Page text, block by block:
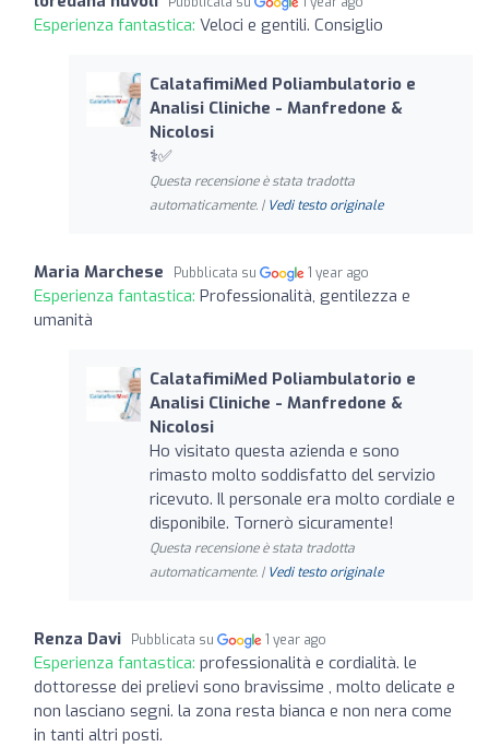
Esperienza fantastica: Veloci e gentili. Consiglio
CalatafimiMed Poliambulatorio e
Analisi Cliniche - Manfredone &
Nicolosi
‍⚕️✅
Questa recensione è stata tradotta
automaticamente. | Vedi testo originale
Maria Marchese Pubblicata su 1 year ago
Esperienza fantastica: Professionalità, gentilezza e
umanità
CalatafimiMed Poliambulatorio e
Analisi Cliniche - Manfredone &
Nicolosi
Ho visitato questa azienda e sono
rimasto molto soddisfatto del servizio
ricevuto. Il personale era molto cordiale e
disponibile. Tornerò sicuramente!
Questa recensione è stata tradotta
automaticamente. | Vedi testo originale
Renza Davi Pubblicata su 1 year ago
Esperienza fantastica: professionalità e cordialità. le
dottoresse dei prelievi sono bravissime , molto delicate e
non lasciano segni. la zona resta bianca e non nera come
in tanti altri posti.